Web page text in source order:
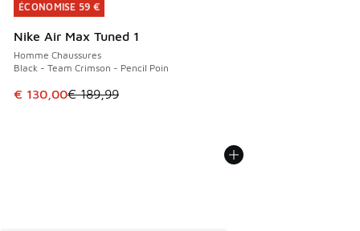
ÉCONOMISE 59 €
Nike Air Max Tuned 1
Homme Chaussures
Black - Team Crimson - Pencil Poin
Cet article est en promotion. Prix en baisse de € 189,99 à
€ 130,00€ 189,99
ÉCONOMISE 59 €